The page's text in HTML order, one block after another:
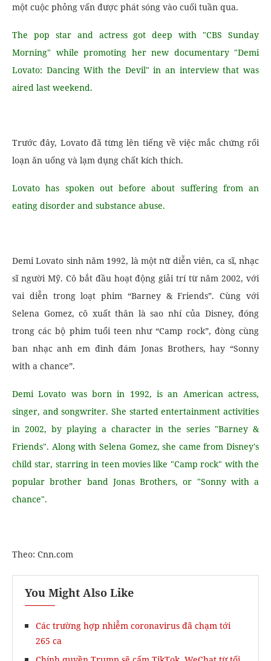
một cuộc phỏng vấn được phát sóng vào cuối tuần qua.
The pop star and actress got deep with "CBS Sunday
Morning" while promoting her new documentary "Demi
Lovato: Dancing With the Devil" in an interview that was
aired last weekend.
Trước đây, Lovato đã từng lên tiếng về việc mắc chứng rối
loạn ăn uống và lạm dụng chất kích thích.
Lovato has spoken out before about suffering from an
eating disorder and substance abuse.
Demi Lovato sinh năm 1992, là một nữ diễn viên, ca sĩ, nhạc
sĩ người Mỹ. Cô bắt đầu hoạt động giải trí từ năm 2002, với
vai diễn trong loạt phim “Barney & Friends”. Cùng với
Selena Gomez, cô xuất thân là sao nhí của Disney, đóng
trong các bộ phim tuổi teen như “Camp rock”, đòng cùng
ban nhạc anh em đình đám Jonas Brothers, hay “Sonny
with a chance”.
Demi Lovato was born in 1992, is an American actress,
singer, and songwriter. She started entertainment activities
in 2002, by playing a character in the series "Barney &
Friends". Along with Selena Gomez, she came from Disney's
child star, starring in teen movies like "Camp rock" with the
popular brother band Jonas Brothers, or "Sonny with a
chance".
Theo: Cnn.com
You Might Also Like
Các trường hợp nhiễm coronavirus đã chạm tới
265 ca